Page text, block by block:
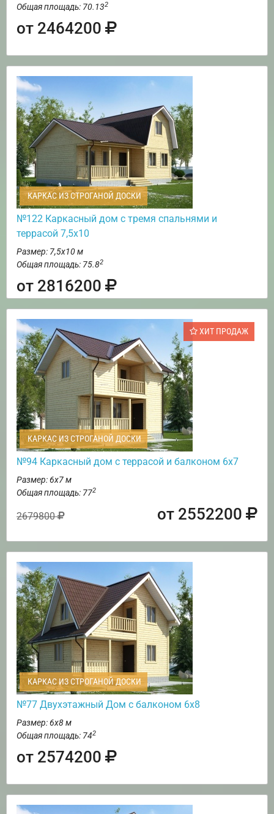
Общая площадь: 70.132
от 2464200
КАРКАС ИЗ СТРОГАНОЙ ДОСКИ
№122 Каркасный дом с тремя спальнями и
террасой 7,5х10
Размер: 7,5х10 м
Общая площадь: 75.82
от 2816200
ХИТ ПРОДАЖ
КАРКАС ИЗ СТРОГАНОЙ ДОСКИ
№94 Каркасный дом с террасой и балконом 6х7
Размер: 6х7 м
Общая площадь: 772
2679800 от 2552200
КАРКАС ИЗ СТРОГАНОЙ ДОСКИ
№77 Двухэтажный Дом с балконом 6х8
Размер: 6х8 м
Общая площадь: 742
от 2574200